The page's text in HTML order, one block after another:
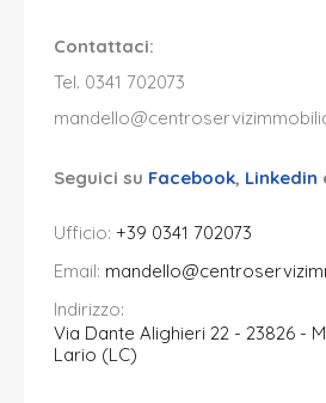
Contattaci:
Tel. 0341 702073
Seguici su Facebook, Linkedin
Ufficio: +39 0341 702073
Email:
Indirizzo:
Via Dante Alighieri 22 - 23826 -
Lario (LC)